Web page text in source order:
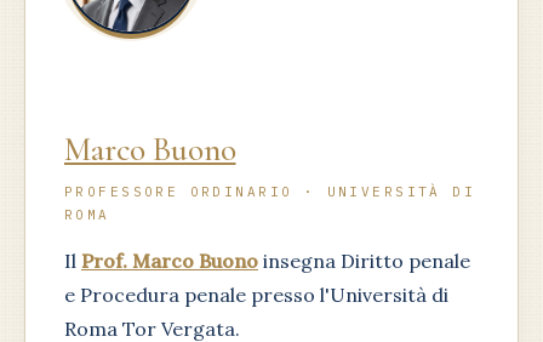
Marco Buono
PROFESSORE ORDINARIO · UNIVERSITÀ DI
ROMA
Il Prof. Marco Buono insegna Diritto penale
e Procedura penale presso l'Università di
Roma Tor Vergata.